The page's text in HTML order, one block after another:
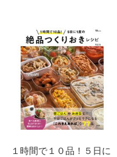
１時間で１０品！５日に